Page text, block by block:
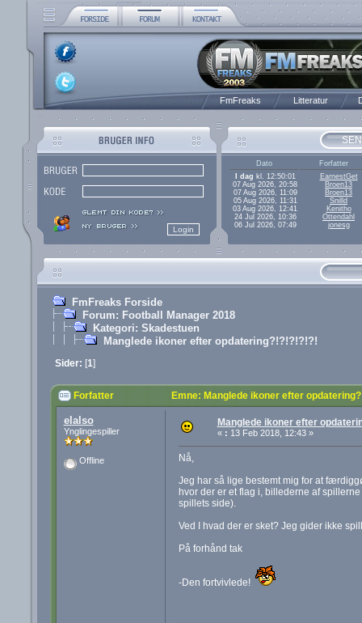
FmFreaks Litteratur
Dato
Forfatter
I dag kl. 12:50:01
EarnestGet
07 Aug 2026, 20:58
Broen13
07 Aug 2026, 11:09
Broen13
05 Aug 2026, 11:31
Snilld
03 Aug 2026, 12:41
Kenitho
24 Jul 2026, 10:36
Ottendahl
06 Jul 2026, 07:49
jonesg
FmFreaks Forside
Forum: Football Manager 2018
Kategori: Skadestuen
Manglede ikoner efter opdatering?!?!?!?!?!
Sider: [1]
Forfatter Emne: Manglede ikoner efter
elalso
Ynglingespiller
Offline
Manglede ikoner efter
« : 13 Feb 2018, 12:43 »
Nå,
Jeg har så lige bestemt mig for at
hvor der er et flag i, billederne af
spillets side).
Ved I hvad der er sket? Jeg gider ikke
På forhånd tak
-Den fortvivlede!